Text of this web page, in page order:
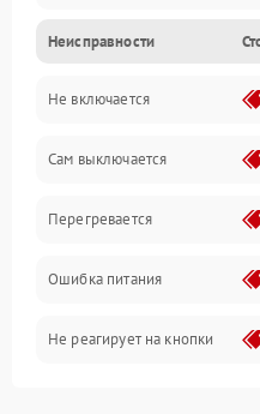
Неисправности
Не включается
Сам выключается
Перегревается
Ошибка питания
Не реагирует на кнопки